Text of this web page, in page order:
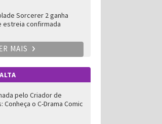
Sorcerer 2 ganha
estreia confirmada
MAIS
pelo Criador de
Conheça o C-Drama Comic